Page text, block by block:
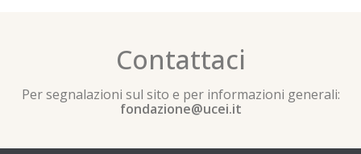
Contattaci
Per segnalazioni sul sito e per informazioni generali:
fondazione@ucei.it